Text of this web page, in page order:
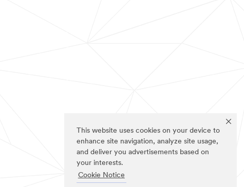
This website uses cookies on your device to
enhance site navigation, analyze site usage,
and deliver you advertisements based on
your interests.
Cookie Notice